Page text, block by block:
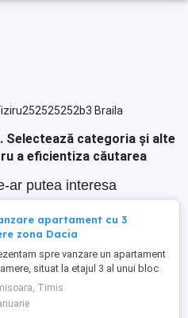
Braila
Selectează categoria și alte
a eficientiza căutarea
ar putea interesa
apartament cu 3
zona Dacia
spre vanzare un apartament
situat la etajul 3 al unui bloc
de acoperis din tigla.
se afla la cateva minute fata
gradinita, parc, market, piata
Timis